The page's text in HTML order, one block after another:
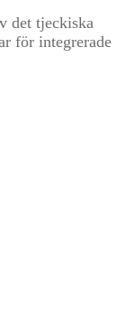
det tjeckiska
för integrerade